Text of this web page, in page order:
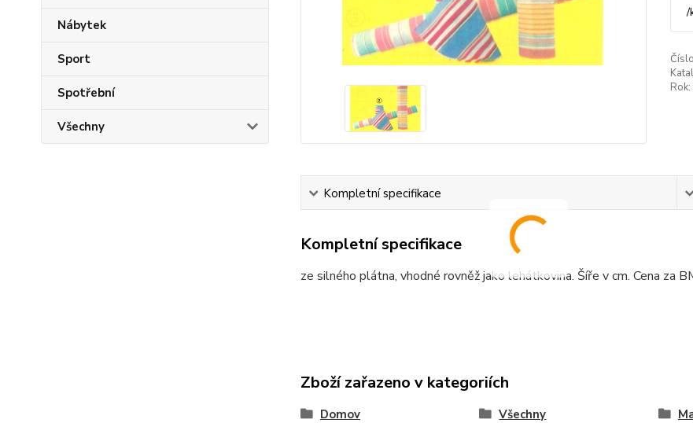
Nábytek
Sport
Spotřební
Všechny
/
Rok:
Kompletní specifikace
Kompletní specifikace
ze silného plátna, vhodné rovněž jako lehátkovina. Šíře v cm. Cena za
Zboží zařazeno v kategoriích
Domov Všechny